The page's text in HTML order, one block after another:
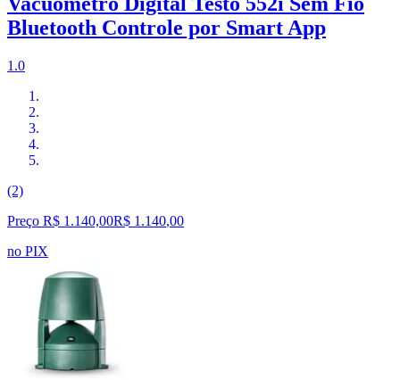
Bluetooth Controle por Smart App
1.0
(2)
Preço R$ 1.140,00R$ 1.140,00
no PIX